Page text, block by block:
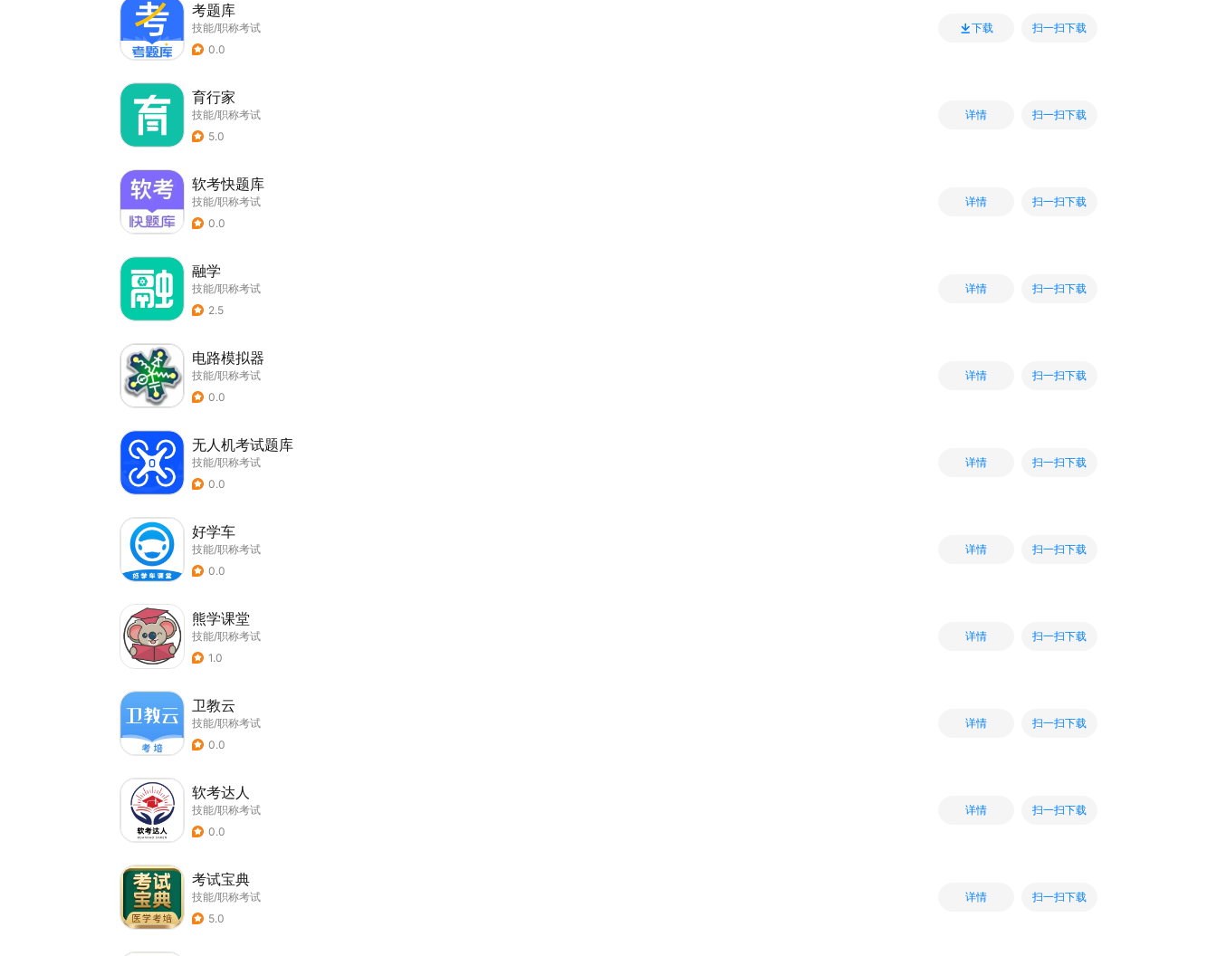
考题库
技能/职称考试
0.0
下载 扫一扫下载
育行家
技能/职称考试
5.0
详情 扫一扫下载
软考快题库
技能/职称考试
0.0
详情 扫一扫下载
融学
技能/职称考试
2.5
详情 扫一扫下载
电路模拟器
技能/职称考试
0.0
详情 扫一扫下载
无人机考试题库
技能/职称考试
0.0
详情 扫一扫下载
好学车
技能/职称考试
0.0
详情 扫一扫下载
熊学课堂
技能/职称考试
1.0
详情 扫一扫下载
卫教云
技能/职称考试
0.0
详情 扫一扫下载
软考达人
技能/职称考试
0.0
详情 扫一扫下载
考试宝典
技能/职称考试
5.0
详情 扫一扫下载